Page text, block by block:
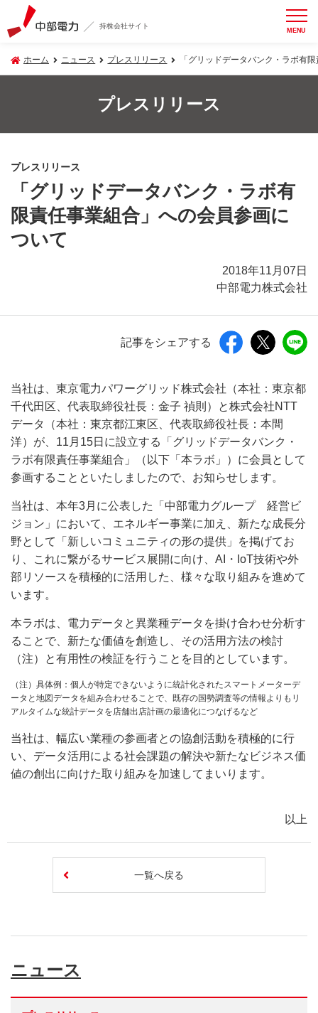
持株会社サイト MENU
ホーム ニュース プレスリリース 「グリッドデータバンク・ラボ有
プレスリリース
プレスリリース
「グリッドデータバンク・ラボ有
限責任事業組合」への会員参画に
ついて
2018年11月07日
中部電力株式会社
記事をシェアする
当社は、東京電力パワーグリッド株式会社（本社：東京都
千代田区、代表取締役社長：金子 禎則）と株式会社NTT
データ（本社：東京都江東区、代表取締役社長：本間
洋）が、11月15日に設立する「グリッドデータバンク・
ラボ有限責任事業組合」（以下「本ラボ」）に会員として
参画することといたしましたので、お知らせします。
当社は、本年3月に公表した「中部電力グループ 経営ビ
ジョン」において、エネルギー事業に加え、新たな成長分
野として「新しいコミュニティの形の提供」を掲げてお
り、これに繋がるサービス展開に向け、AI・IoT技術や外
部リソースを積極的に活用した、様々な取り組みを進めて
います。
本ラボは、電力データと異業種データを掛け合わせ分析す
ることで、新たな価値を創造し、その活用方法の検討
（注）と有用性の検証を行うことを目的としています。
（注）具体例：個人が特定できないように統計化されたスマートメーターデ
ータと地図データを組み合わせることで、既存の国勢調査等の情報よりもリ
アルタイムな統計データを店舗出店計画の最適化につなげるなど
当社は、幅広い業種の参画者との協創活動を積極的に行
い、データ活用による社会課題の解決や新たなビジネス価
値の創出に向けた取り組みを加速してまいります。
以上
一覧へ戻る
ニュース